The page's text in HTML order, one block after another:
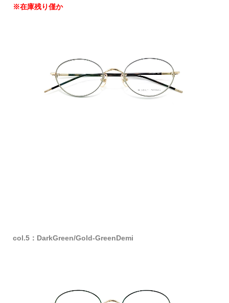
※在庫残り僅か
col.5：DarkGreen/Gold-GreenDemi